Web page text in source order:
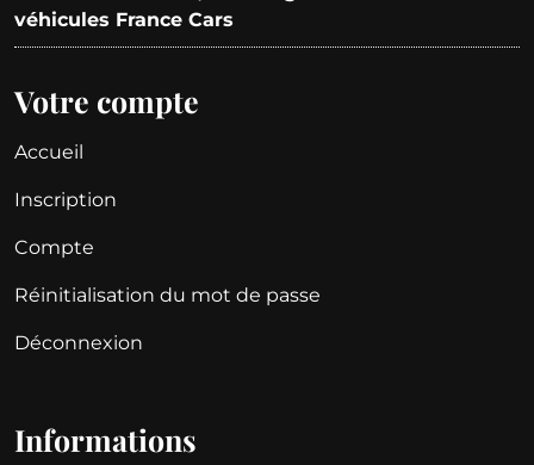
véhicules France Cars
Votre compte
Accueil
Inscription
Compte
Réinitialisation du mot de passe
Déconnexion
Informations